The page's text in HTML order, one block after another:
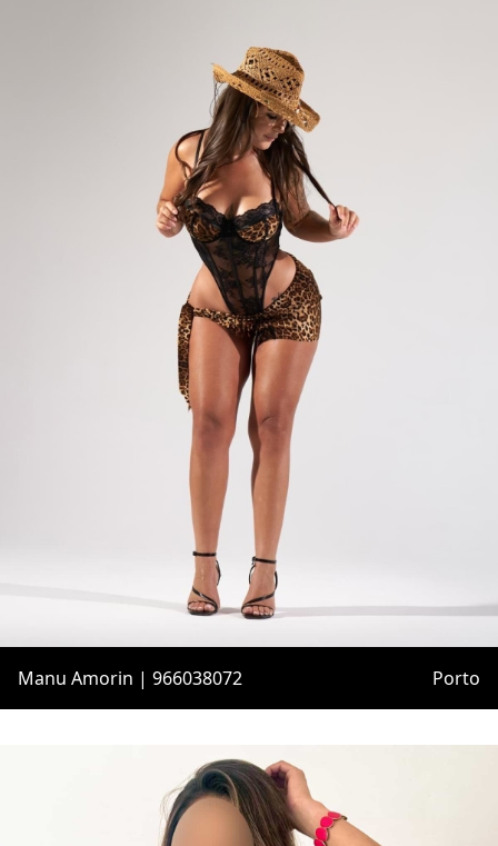
Manu Amorin | 966038072 Porto